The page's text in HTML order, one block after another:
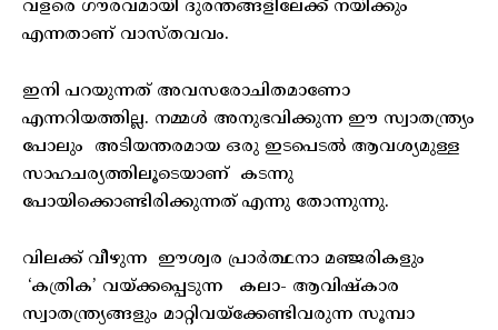
വളരെ ഗൗരവമായി ദുരന്തങ്ങളിലേക്ക് നയിക്കും
എന്നതാണ് വാസ്തവവം.
ഇനി പറയുന്നത് അവസരോചിതമാണോ
എന്നറിയത്തില്ല. നമ്മൾ അനുഭവിക്കുന്ന ഈ സ്വാതന്ത്ര്യം
പോലും അടിയന്തരമായ ഒരു ഇടപെടൽ ആവശ്യമുള്ള
സാഹചര്യത്തിലൂടെയാണ് കടന്നു
പോയിക്കൊണ്ടിരിക്കുന്നത് എന്നു തോന്നുന്നു.
വിലക്ക് വീഴുന്ന ഈശ്വര പ്രാർത്ഥനാ മഞ്ജരികളും
‘കത്രിക’ വയ്ക്കപ്പെടുന്ന കലാ- ആവിഷ്‌കാര
സ്വാതന്ത്ര്യങ്ങളും മാറ്റിവയ്‌ക്കേണ്ടിവരുന്ന സൂമ്പാ